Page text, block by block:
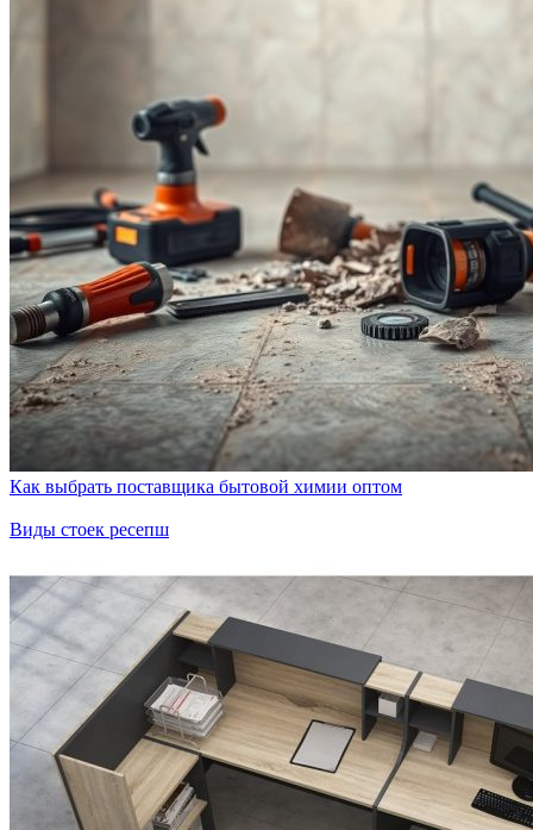
Как выбрать поставщика бытовой химии оптом
Виды стоек ресепш